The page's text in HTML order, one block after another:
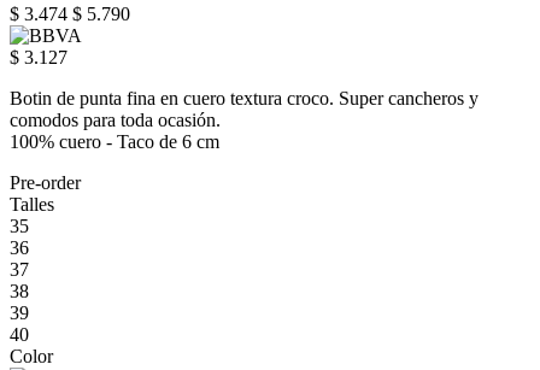
$ 3.474 $ 5.790
$ 3.127
Botin de punta fina en cuero textura croco. Super cancheros y
comodos para toda ocasión.
100% cuero - Taco de 6 cm
Pre-order
Talles
35
36
37
38
39
40
Color